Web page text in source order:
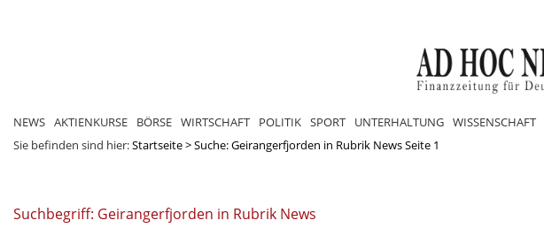
NEWS AKTIENKURSE BÖRSE WIRTSCHAFT POLITIK SPORT UNTERHALTUNG WISSENSCHAFT
Sie befinden sind hier:Startseite>Suche: Geirangerfjorden in Rubrik News Seite 1
Suchbegriff: Geirangerfjorden in Rubrik News